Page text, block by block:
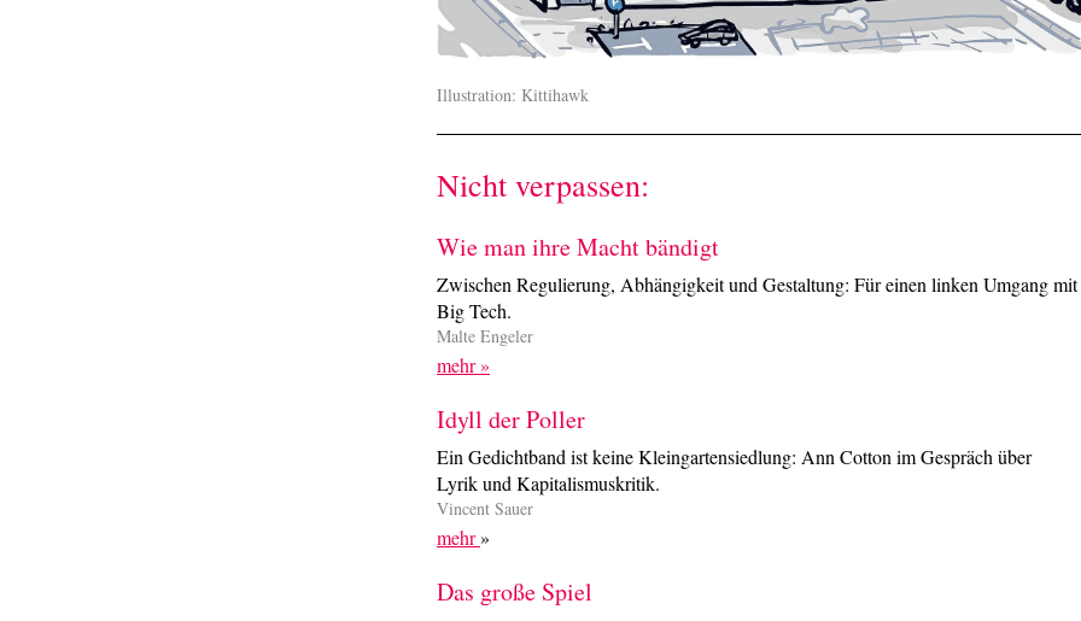
Illustration: Kittihawk
Nicht verpassen:
Wie man ihre Macht bändigt
Zwischen Regulierung, Abhängigkeit und Gestaltung: Für einen linken Umgang mit
Big Tech.
Malte Engeler
mehr »
Idyll der Poller
Ein Gedichtband ist keine Kleingartensiedlung: Ann Cotton im Gespräch über
Lyrik und Kapitalismuskritik.
Vincent Sauer
mehr»
Das große Spiel